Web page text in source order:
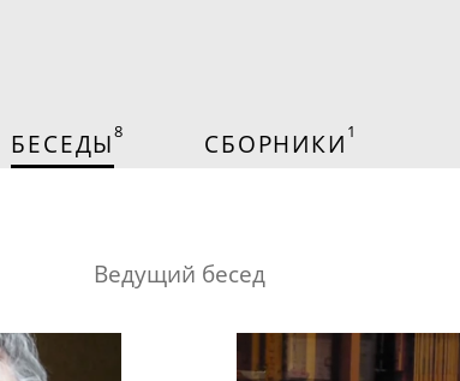
БЕСЕДЫ8 СБОРНИКИ 1
Ведущий бесед